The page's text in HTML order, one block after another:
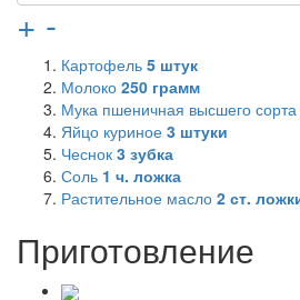
+ -
Картофель 5 штук
Молоко 250 грамм
Мука пшеничная высшего сорта
Яйцо куриное 3 штуки
Чеснок 3 зубка
Соль 1 ч. ложка
Растительное масло 2 ст.
Приготовление